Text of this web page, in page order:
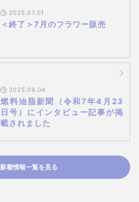
2025.07.01
＜終了＞7月のフラワー販売
2025.06.04
燃料油脂新聞（令和7年4月23
日号）にインタビュー記事が掲
載されました
新着情報一覧を見る